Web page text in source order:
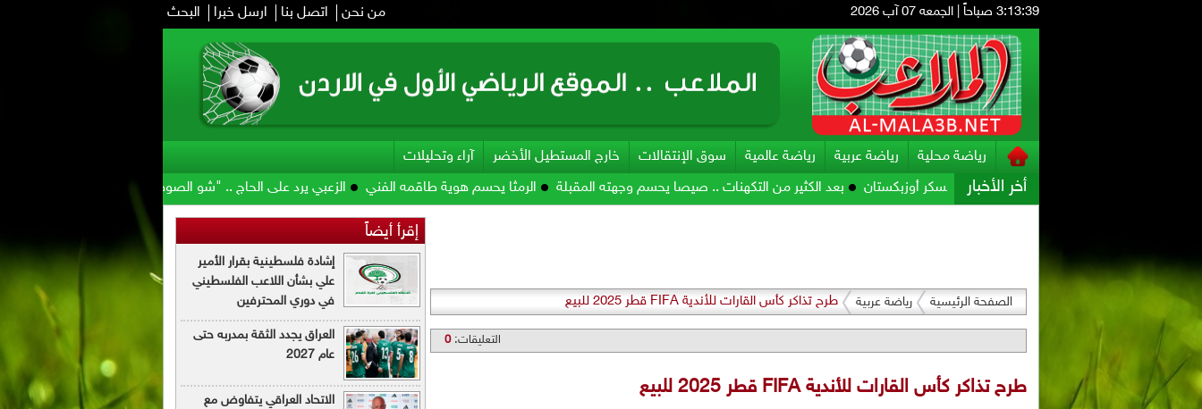
3:13:40 صباحاً الجمعه 07 آب 2026 من نحن اتصل بنا ارسل خبرا البحث
رياضة محلية رياضة عربية رياضة عالمية سوق الإنتقالات خارج المستطيل الأخضر آراء وتحليلات
أخر الأخبار
للمواجهة الآسيوية في معسكر أوزبكستان بعد الكثير من التكهنات .. صيصا يحسم وجهته المقبلة الرمثا يحسم هوية طاقمه الفني الزعبي يرد على الحاج .. "شو الصوص وشو مرقته"
الصفحة الرئيسية رياضة عربية طرح تذاكر كأس القارات للأندية FIFA قطر 2025 للبيع
التعليقات:0
طرح تذاكر كأس القارات للأندية FIFA قطر 2025 للبيع
إقرأ أيضاً
إشادة فلسطينية بقرار الأمير
علي بشأن اللاعب الفلسطيني
في دوري المحترفين
العراق يجدد الثقة بمدربه حتى
عام 2027
الاتحاد العراقي يتفاوض مع